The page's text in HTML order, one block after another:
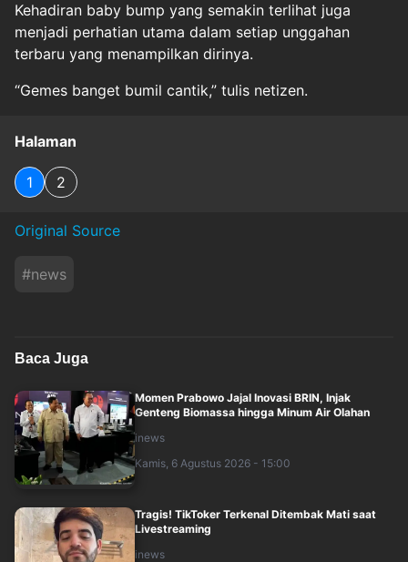
Kehadiran baby bump yang semakin terlihat juga
menjadi perhatian utama dalam setiap unggahan
terbaru yang menampilkan dirinya.
“Gemes banget bumil cantik,” tulis netizen.
Halaman
1 2
Original Source
#news
Baca Juga
Momen Prabowo Jajal Inovasi BRIN, Injak
Genteng Biomassa hingga Minum Air Olahan
inews
Kamis, 6 Agustus 2026 - 15:00
Tragis! TikToker Terkenal Ditembak Mati saat
Livestreaming
inews